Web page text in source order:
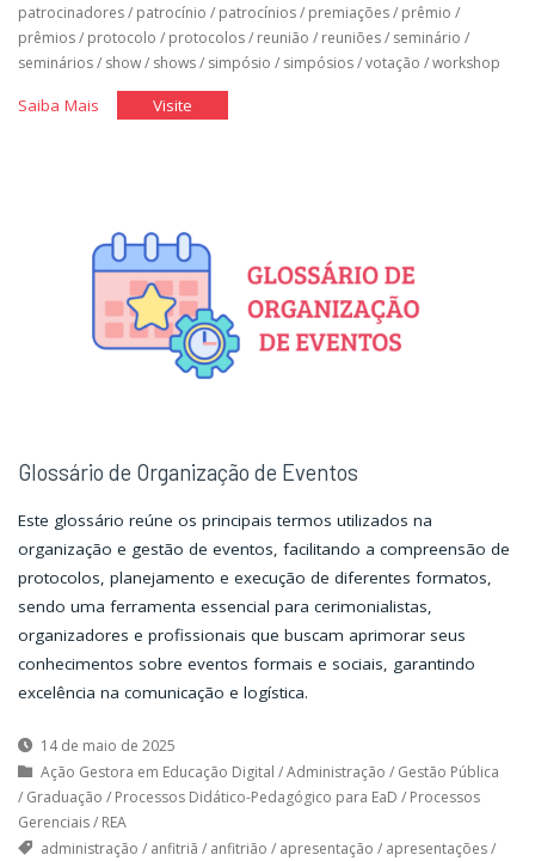
patrocinadores/ patrocínio / patrocínios/ premiações/ prêmio /
prêmios/ protocolo / protocolos/ reunião / reuniões/ seminário /
seminários/ show/ shows/ simpósio / simpósios/votação /workshop
Saiba Mais"Organização
Visite"Organização
Glossário de Organização de Eventos
Este glossário reúne os principais termos utilizados na
organização e gestão de eventos, facilitando a compreensão de
protocolos, planejamento e execução de diferentes formatos,
sendo uma ferramenta essencial para cerimonialistas,
organizadores e profissionais que buscam aprimorar seus
conhecimentos sobre eventos formais e sociais, garantindo
excelência na comunicação e logística.
14 de maio de 2025
Ação Gestora em Educação Digital /Administração / Gestão Pública
/ Graduação / Processos Didático-Pedagógico para EaD / Processos
Gerenciais/ REA
administração / anfitriã / anfitrião / apresentação / apresentações/